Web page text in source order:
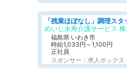
福島県 いわき市
時給1,033円～1,100円
正社員
スポンサー：求人ボックス